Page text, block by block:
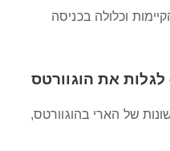
וכלולה בכניסה
של הארי בהוגוורטס,